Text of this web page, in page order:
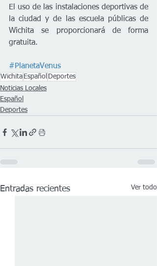
El uso de las instalaciones deportivas de
la ciudad y de las escuela públicas de
Wichita se proporcionará de forma
gratuita.
#PlanetaVenus
Wichita Español Deportes
Noticias Locales
Español
Deportes
Entradas recientes Ver todo